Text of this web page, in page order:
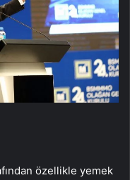
özellikle yemek